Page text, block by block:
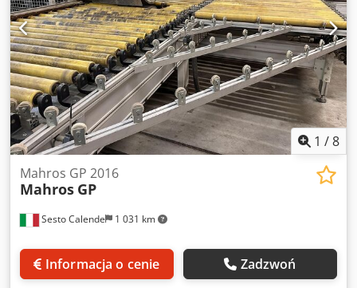
1 /8
Sesto Calende 1 031 km
Mahros GP 2016
Mahros GP
Informacja o cenie Zadzwoń